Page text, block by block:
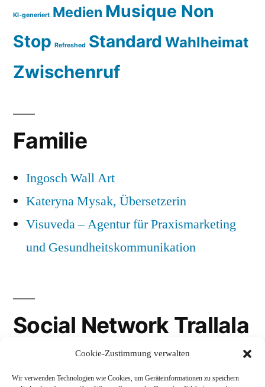
Cookie-Zustimmung verwalten
Wir verwenden Technologien wie Cookies, um Geräteinformationen zu speichern
KI-generiert Medien Musique Non
Stop Refreshed Standard Wahlheimat
Zwischenruf
Familie
Ingosch Wall Art
Kateryna Mysak, Übersetzerin
Visuveda – Agentur für Praxismarketing
und Gesundheitskommunikation
Social Network Trallala